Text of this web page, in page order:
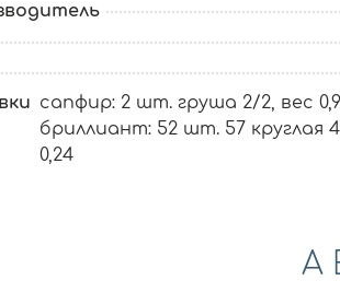
сапфир: 2 шт. груша 2/2, вес
бриллиант: 52 шт. 57 круглая
0,24
А